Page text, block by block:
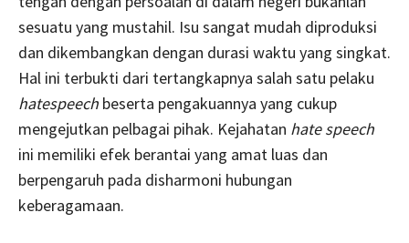
sesuatu yang mustahil. Isu sangat mudah diproduksi
dan dikembangkan dengan durasi waktu yang singkat.
Hal ini terbukti dari tertangkapnya salah satu pelaku
hatespeech beserta pengakuannya yang cukup
mengejutkan pelbagai pihak. Kejahatan hate speech
ini memiliki efek berantai yang amat luas dan
berpengaruh pada disharmoni hubungan
keberagamaan.